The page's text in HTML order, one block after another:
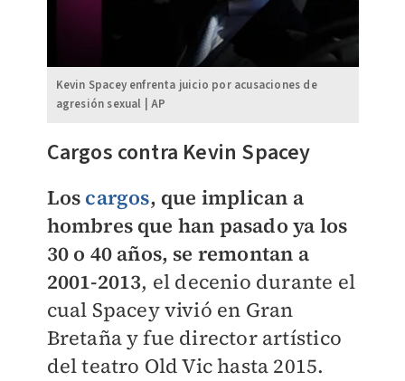
Kevin Spacey enfrenta juicio por acusaciones de
agresión sexual | AP
Cargos contra Kevin Spacey
Los cargos, que implican a
hombres que han pasado ya los
30 o 40 años, se remontan a
2001-2013, el decenio durante el
cual Spacey vivió en Gran
Bretaña y fue director artístico
del teatro Old Vic hasta 2015.